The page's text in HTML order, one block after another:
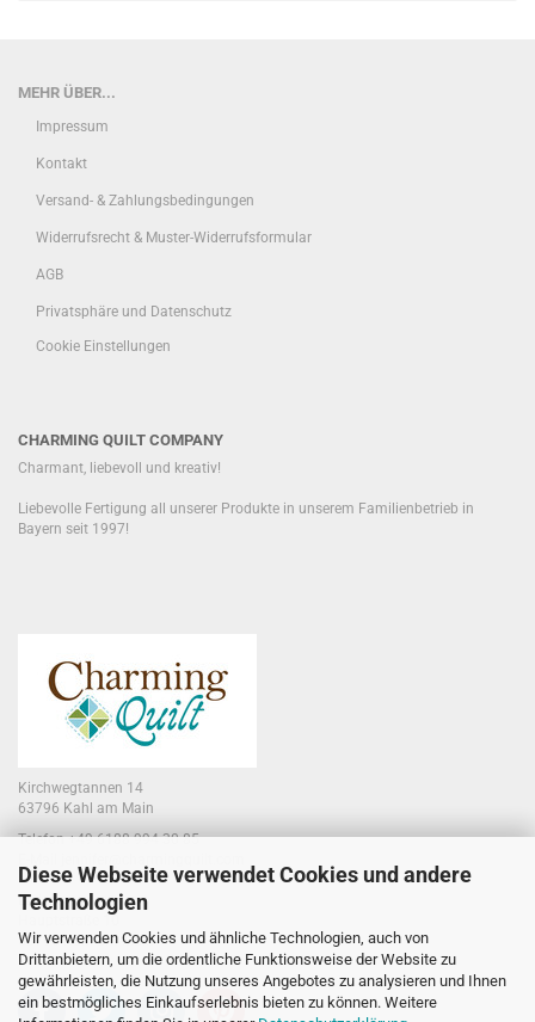
Diese Webseite verwendet Cookies und andere
Technologien
Wir verwenden Cookies und ähnliche Technologien, auch von
Drittanbietern, um die ordentliche Funktionsweise der Website zu
gewährleisten, die Nutzung unseres Angebotes zu analysieren und Ihnen
ein bestmögliches Einkaufserlebnis bieten zu können. Weitere
MEHR ÜBER...
Impressum
Kontakt
Versand- & Zahlungsbedingungen
Widerrufsrecht & Muster-Widerrufsformular
AGB
Privatsphäre und Datenschutz
Cookie Einstellungen
CHARMING QUILT COMPANY
Charmant, liebevoll und kreativ!
Liebevolle Fertigung all unserer Produkte in unserem Familienbetrieb in
Bayern seit 1997!
Kirchwegtannen 14
63796 Kahl am Main
Telefon +49 6188 994 30 85
Laden:
63796 Kahl am Main